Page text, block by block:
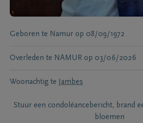
Geboren te Namur op 08/09/1972
Overleden te NAMUR op 03/06/2026
Woonachtig te Jambes
Stuur een condoléancebericht, brand
bloemen